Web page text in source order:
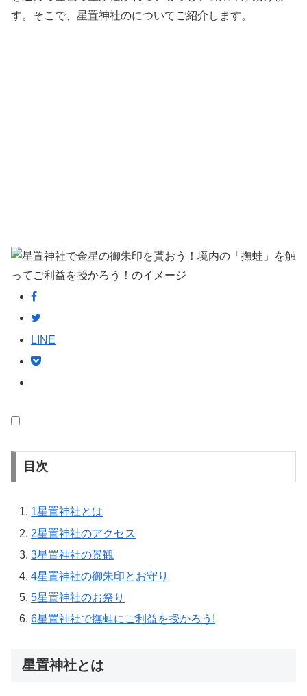
す。そこで、星置神社のについてご紹介します。
LINE
目次
1星置神社とは
2星置神社のアクセス
3星置神社の景観
4星置神社の御朱印とお守り
5星置神社のお祭り
6星置神社で撫蛙にご利益を授かろう!
星置神社とは